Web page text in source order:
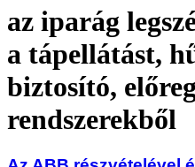
az iparág
a tápellátást,
biztosító,
rendszerekből